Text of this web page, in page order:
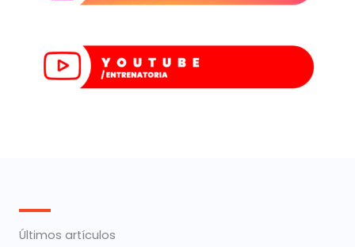
Últimos artículos